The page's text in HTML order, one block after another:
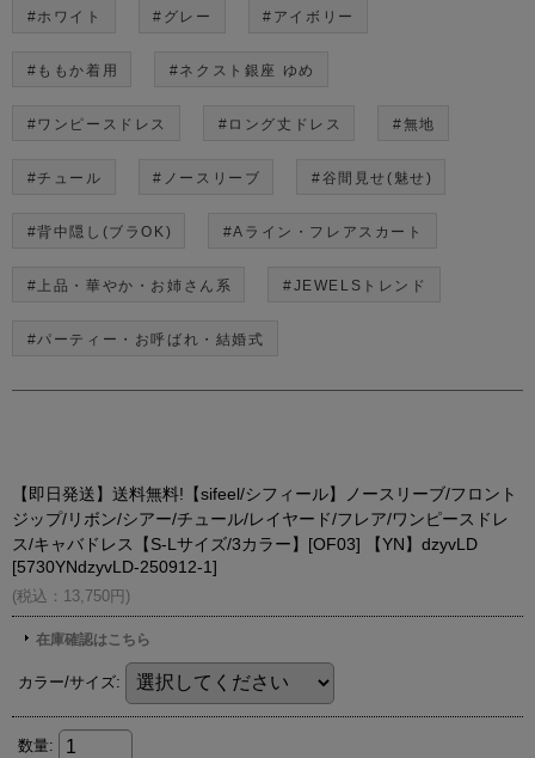
#ホワイト #グレー #アイボリー
#ももか着用 #ネクスト銀座 ゆめ
#ワンピースドレス #ロング丈ドレス #無地
#チュール #ノースリーブ #谷間見せ(魅せ)
#背中隠し(ブラOK) #Aライン・フレアスカート
#上品・華やか・お姉さん系 #JEWELSトレンド
#パーティー・お呼ばれ・結婚式